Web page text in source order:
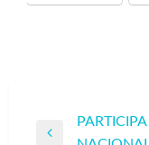
Navegación